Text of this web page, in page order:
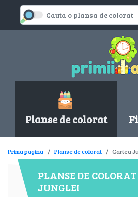
Planse de colorat
Prima pagina Planse de colorat Cartea
PLANSE DE
JUNGLEI